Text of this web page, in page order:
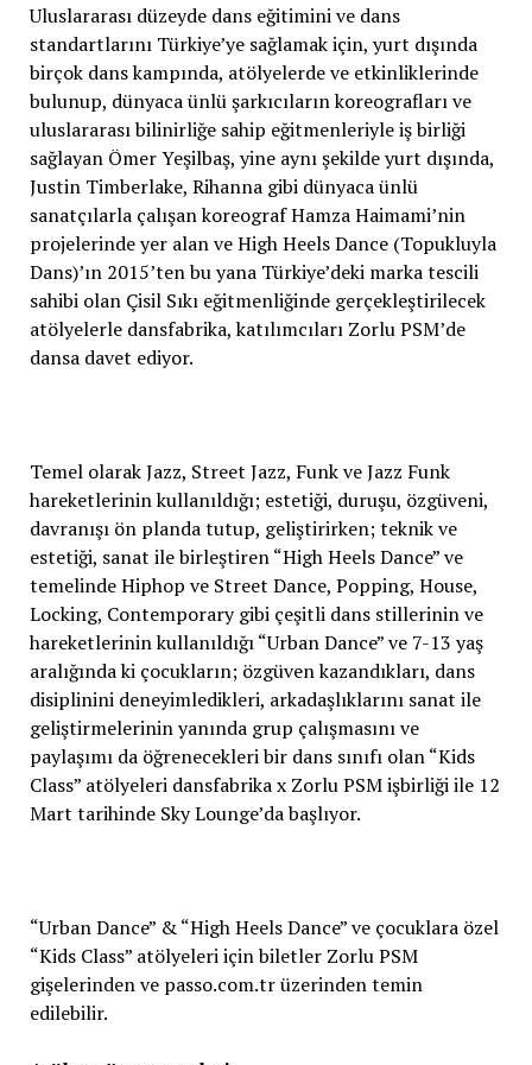
Uluslararası düzeyde dans eğitimini ve dans
standartlarını Türkiye’ye sağlamak için, yurt dışında
birçok dans kampında, atölyelerde ve etkinliklerinde
bulunup, dünyaca ünlü şarkıcıların koreografları ve
uluslararası bilinirliğe sahip eğitmenleriyle iş birliği
sağlayan Ömer Yeşilbaş, yine aynı şekilde yurt dışında,
Justin Timberlake, Rihanna gibi dünyaca ünlü
sanatçılarla çalışan koreograf Hamza Haimami’nin
projelerinde yer alan ve High Heels Dance (Topukluyla
Dans)’ın 2015’ten bu yana Türkiye’deki marka tescili
sahibi olan Çisil Sıkı eğitmenliğinde gerçekleştirilecek
atölyelerle dansfabrika, katılımcıları Zorlu PSM’de
dansa davet ediyor.
Temel olarak Jazz, Street Jazz, Funk ve Jazz Funk
hareketlerinin kullanıldığı; estetiği, duruşu, özgüveni,
davranışı ön planda tutup, geliştirirken; teknik ve
estetiği, sanat ile birleştiren “High Heels Dance” ve
temelinde Hiphop ve Street Dance, Popping, House,
Locking, Contemporary gibi çeşitli dans stillerinin ve
hareketlerinin kullanıldığı “Urban Dance” ve 7-13 yaş
aralığında ki çocukların; özgüven kazandıkları, dans
disiplinini deneyimledikleri, arkadaşlıklarını sanat ile
geliştirmelerinin yanında grup çalışmasını ve
paylaşımı da öğrenecekleri bir dans sınıfı olan “Kids
Class” atölyeleri dansfabrika x Zorlu PSM işbirliği ile 12
Mart tarihinde Sky Lounge’da başlıyor.
“Urban Dance” & “High Heels Dance” ve çocuklara özel
“Kids Class” atölyeleri için biletler Zorlu PSM
gişelerinden ve passo.com.tr üzerinden temin
edilebilir.